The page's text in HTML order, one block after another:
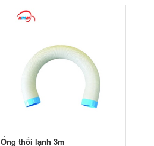
Ống thổi lạnh 3m